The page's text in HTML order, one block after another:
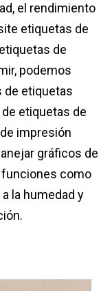
el rendimiento
etiquetas de
de
podemos
de etiquetas
etiquetas de
impresión
gráficos de
como
la humedad y